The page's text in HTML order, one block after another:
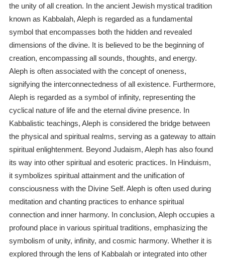
the unity of all creation. In the ancient Jewish mystical tradition
known as Kabbalah, Aleph is regarded as a fundamental
symbol that encompasses both the hidden and revealed
dimensions of the divine. It is believed to be the beginning of
creation, encompassing all sounds, thoughts, and energy.
Aleph is often associated with the concept of oneness,
signifying the interconnectedness of all existence. Furthermore,
Aleph is regarded as a symbol of infinity, representing the
cyclical nature of life and the eternal divine presence. In
Kabbalistic teachings, Aleph is considered the bridge between
the physical and spiritual realms, serving as a gateway to attain
spiritual enlightenment. Beyond Judaism, Aleph has also found
its way into other spiritual and esoteric practices. In Hinduism,
it symbolizes spiritual attainment and the unification of
consciousness with the Divine Self. Aleph is often used during
meditation and chanting practices to enhance spiritual
connection and inner harmony. In conclusion, Aleph occupies a
profound place in various spiritual traditions, emphasizing the
symbolism of unity, infinity, and cosmic harmony. Whether it is
explored through the lens of Kabbalah or integrated into other